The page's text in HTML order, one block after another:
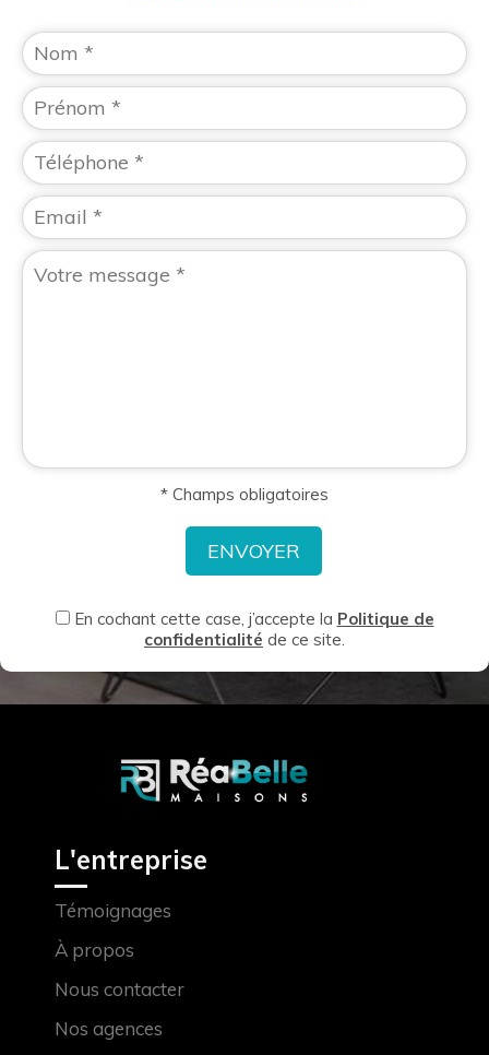
* Champs obligatoires
En cochant cette case, j’accepte la Politique de
confidentialité de ce site.
L'entreprise
Témoignages
À propos
Nous contacter
Nos agences